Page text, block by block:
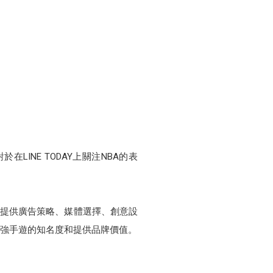
在LINE TODAY上關注NBA的表
供廣告策略、媒體選擇、創意設
手遊的知名度和提供品牌價值。